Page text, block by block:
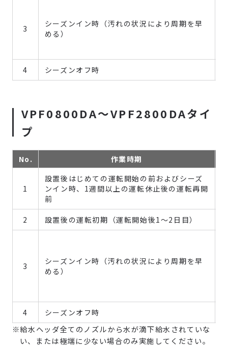
3
シーズンイン時（汚れの状況により周期を早
める）
4 シーズンオフ時
VPF0800DA～VPF2800DAタイ
プ
No. 作業時期
1
設置後はじめての運転開始の前およびシーズ
ンイン時、1週間以上の運転休止後の運転再開
前
2 設置後の運転初期（運転開始後1～2日目）
3
シーズンイン時（汚れの状況により周期を早
める）
4 シーズンオフ時
※給水ヘッダ全てのノズルから水が滴下給水されていな
い、または極端に少ない場合のみ実施してください。